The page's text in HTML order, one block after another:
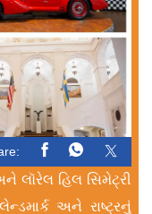
લૉરેલ હિલ સિમેટ્રી
અને રાષ્ટ્રનું